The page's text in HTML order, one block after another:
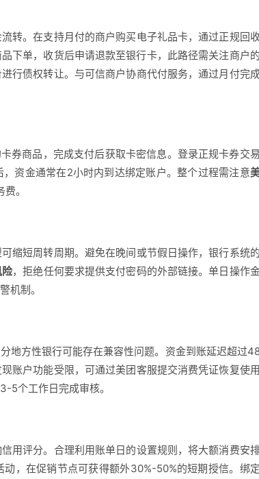
转。在支持月付的商户购买电子礼品卡，通过正规回
下单，收货后申请退款至银行卡，此路径需关注商户的
行债权转让。与可信商户协商代付服务，通过月付完
券商品，完成支付后获取卡密信息。登录正规卡券交易
资金通常在2小时内到达绑定账户。整个过程需注意
。
缩短周转周期。避免在晚间或节假日操作，银行系统的
，拒绝任何要求提供支付密码的外部链接。单日操作
机制。
地方性银行可能存在兼容性问题。资金到账延迟超过
账户功能受限，可通过美团客服提交消费凭证恢复使用
5个工作日完成审核。
用评分。合理利用账单日的设置规则，将大额消费安
，在促销节点可获得额外30%-50%的短期授信。绑定